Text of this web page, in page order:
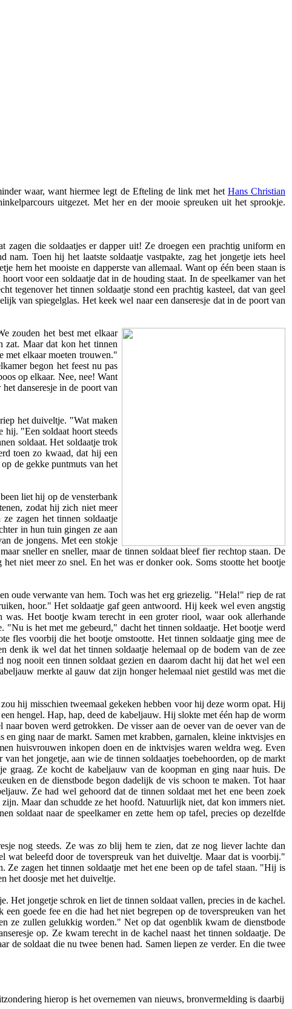
waar, want hiermee legt de Efteling de link met het Hans Christian
uitgezet. Met her en der mooie spreuken uit het sprookje.
die soldaatjes er dapper uit! Ze droegen een prachtig uniform en
Toen hij het laatste soldaatje vastpakte, zag het jongetje iets heel
hem het mooiste en dapperste van allemaal. Want op één been staan is
voor een soldaatje dat in de houding staat. In de speelkamer van het
tegenover het tinnen soldaatje stond een prachtig kasteel, dat van geel
van spiegelglas. Het keek wel naar een danseresje dat in de poort van
zouden het best met elkaar
zat. Maar dat kon het tinnen
met elkaar moeten trouwen."
begon het feest nu pas
op elkaar. Nee, nee! Want
danseresje in de poort van
het duiveltje. "Wat maken
hij. "Een soldaat hoort steeds
soldaat. Het soldaatje trok
toen zo kwaad, dat hij een
de gekke puntmuts van het
liet hij op de vensterbank
zodat hij zich niet meer
zagen het tinnen soldaatje
in hun tuin gingen ze aan
de jongens. Met een stokje
sneller en sneller, maar de tinnen soldaat bleef fier rechtop staan. De
niet meer zo snel. En het was er donker ook. Soms stootte het bootje
oude verwante van hem. Toch was het erg griezelig. "Hela!" riep de rat
hoor." Het soldaatje gaf geen antwoord. Hij keek wel even angstig
Het bootje kwam terecht in een groter riool, waar ook allerhande
is het met me gebeurd," dacht het tinnen soldaatje. Het bootje werd
fles voorbij die het bootje omstootte. Het tinnen soldaatje ging mee de
ik wel dat het tinnen soldaatje helemaal op de bodem van de zee
nooit een tinnen soldaat gezien en daarom dacht hij dat het wel een
merkte al gauw dat zijn honger helemaal niet gestild was met die
hij misschien tweemaal gekeken hebben voor hij deze worm opat. Hij
hengel. Hap, hap, deed de kabeljauw. Hij slokte met één hap de worm
boven werd getrokken. De visser aan de oever van de oever van de
ging naar de markt. Samen met krabben, garnalen, kleine inktvisjes en
huisvrouwen inkopen doen en de inktvisjes waren weldra weg. Even
het jongetje, aan wie de tinnen soldaatjes toebehoorden, op de markt
graag. Ze kocht de kabeljauw van de koopman en ging naar huis. De
en de dienstbode begon dadelijk de vis schoon te maken. Tot haar
Ze had wel gehoord dat de tinnen soldaat met het ene been zoek
Maar dan schudde ze het hoofd. Natuurlijk niet, dat kon immers niet.
soldaat naar de speelkamer en zette hem op tafel, precies op dezelfde
nog steeds. Ze was zo blij hem te zien, dat ze nog liever lachte dan
beleefd door de toverspreuk van het duiveltje. Maar dat is voorbij."
zagen het tinnen soldaatje met het ene been op de tafel staan. "Hij is
het doosje met het duiveltje.
jongetje schrok en liet de tinnen soldaat vallen, precies in de kachel.
goede fee en die had het niet begrepen op de toverspreuken van het
ze zullen gelukkig worden." Net op dat ogenblik kwam de dienstbode
op. Ze kwam terecht in de kachel naast het tinnen soldaatje. De
de soldaat die nu twee benen had. Samen liepen ze verder. En die twee
hierop is het overnemen van nieuws, bronvermelding is daarbij